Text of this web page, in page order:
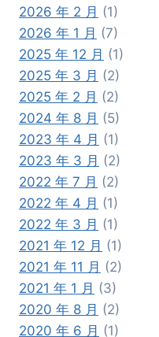
2026 年 2 月 (1)
2026 年 1 月 (7)
2025 年 12 月 (1)
2025 年 3 月 (2)
2025 年 2 月 (2)
2024 年 8 月 (5)
2023 年 4 月 (1)
2023 年 3 月 (2)
2022 年 7 月 (2)
2022 年 4 月 (1)
2022 年 3 月 (1)
2021 年 12 月 (1)
2021 年 11 月 (2)
2021 年 1 月 (3)
2020 年 8 月 (2)
2020 年 6 月 (1)